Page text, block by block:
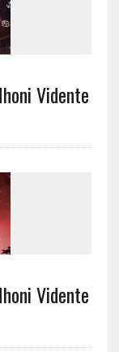
Vidente
Vidente